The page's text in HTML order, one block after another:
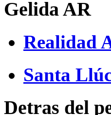
Gelida AR
Realidad
Santa
Detras del